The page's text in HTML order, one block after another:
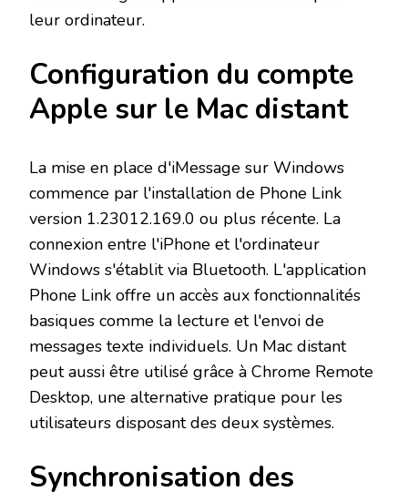
leur ordinateur.
Configuration du compte
Apple sur le Mac distant
La mise en place d'iMessage sur Windows
commence par l'installation de Phone Link
version 1.23012.169.0 ou plus récente. La
connexion entre l'iPhone et l'ordinateur
Windows s'établit via Bluetooth. L'application
Phone Link offre un accès aux fonctionnalités
basiques comme la lecture et l'envoi de
messages texte individuels. Un Mac distant
peut aussi être utilisé grâce à Chrome Remote
Desktop, une alternative pratique pour les
utilisateurs disposant des deux systèmes.
Synchronisation des